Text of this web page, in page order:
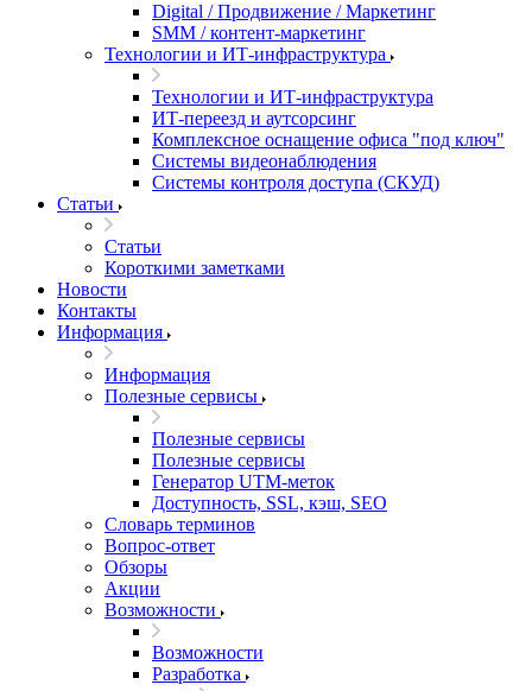
Digital / Продвижение / Маркетинг
SMM / контент-маркетинг
Технологии и ИТ-инфраструктура
Технологии и ИТ-инфраструктура
ИТ-переезд и аутсорсинг
Комплексное оснащение офиса "под ключ"
Системы видеонаблюдения
Системы контроля доступа (СКУД)
Статьи
Статьи
Короткими заметками
Новости
Контакты
Информация
Информация
Полезные сервисы
Полезные сервисы
Полезные сервисы
Генератор UTM‑меток
Доступность, SSL, кэш, SEO
Словарь терминов
Вопрос-ответ
Обзоры
Акции
Возможности
Возможности
Разработка